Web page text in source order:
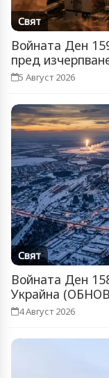
Свят
Войната Ден
пред
5 Август 2026
Свят
Войната Ден
Украйна
4 Август 2026